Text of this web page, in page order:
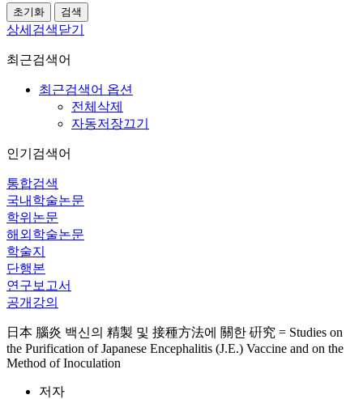
상세검색닫기
최근검색어
최근검색어 옵션
전체삭제
자동저장끄기
인기검색어
통합검색
국내학술논문
학위논문
해외학술논문
학술지
단행본
연구보고서
공개강의
日本 腦炎 백신의 精製 및 接種方法에 關한 硏究 = Studies on
the Purification of Japanese Encephalitis (J.E.) Vaccine and on the
Method of Inoculation
저자